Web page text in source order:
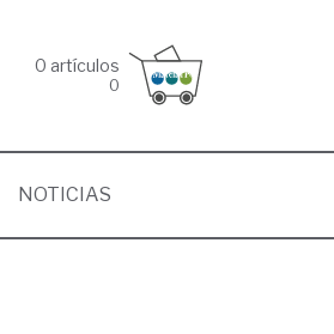
0 artículos
0
NOTICIAS